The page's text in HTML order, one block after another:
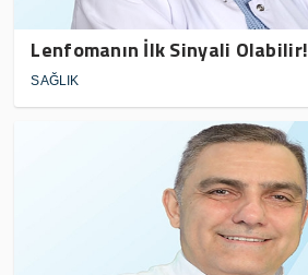
Lenfomanın İlk Sinyali Olabilir!
SAĞLIK